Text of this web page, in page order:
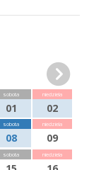
sobota
01
niedziela
02
sobota
08
niedziela
09
sobota niedziela